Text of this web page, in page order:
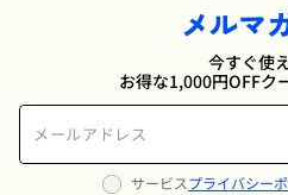
メルマ
今すぐ使
お得な1,000円OFFク
サービスプライバシー